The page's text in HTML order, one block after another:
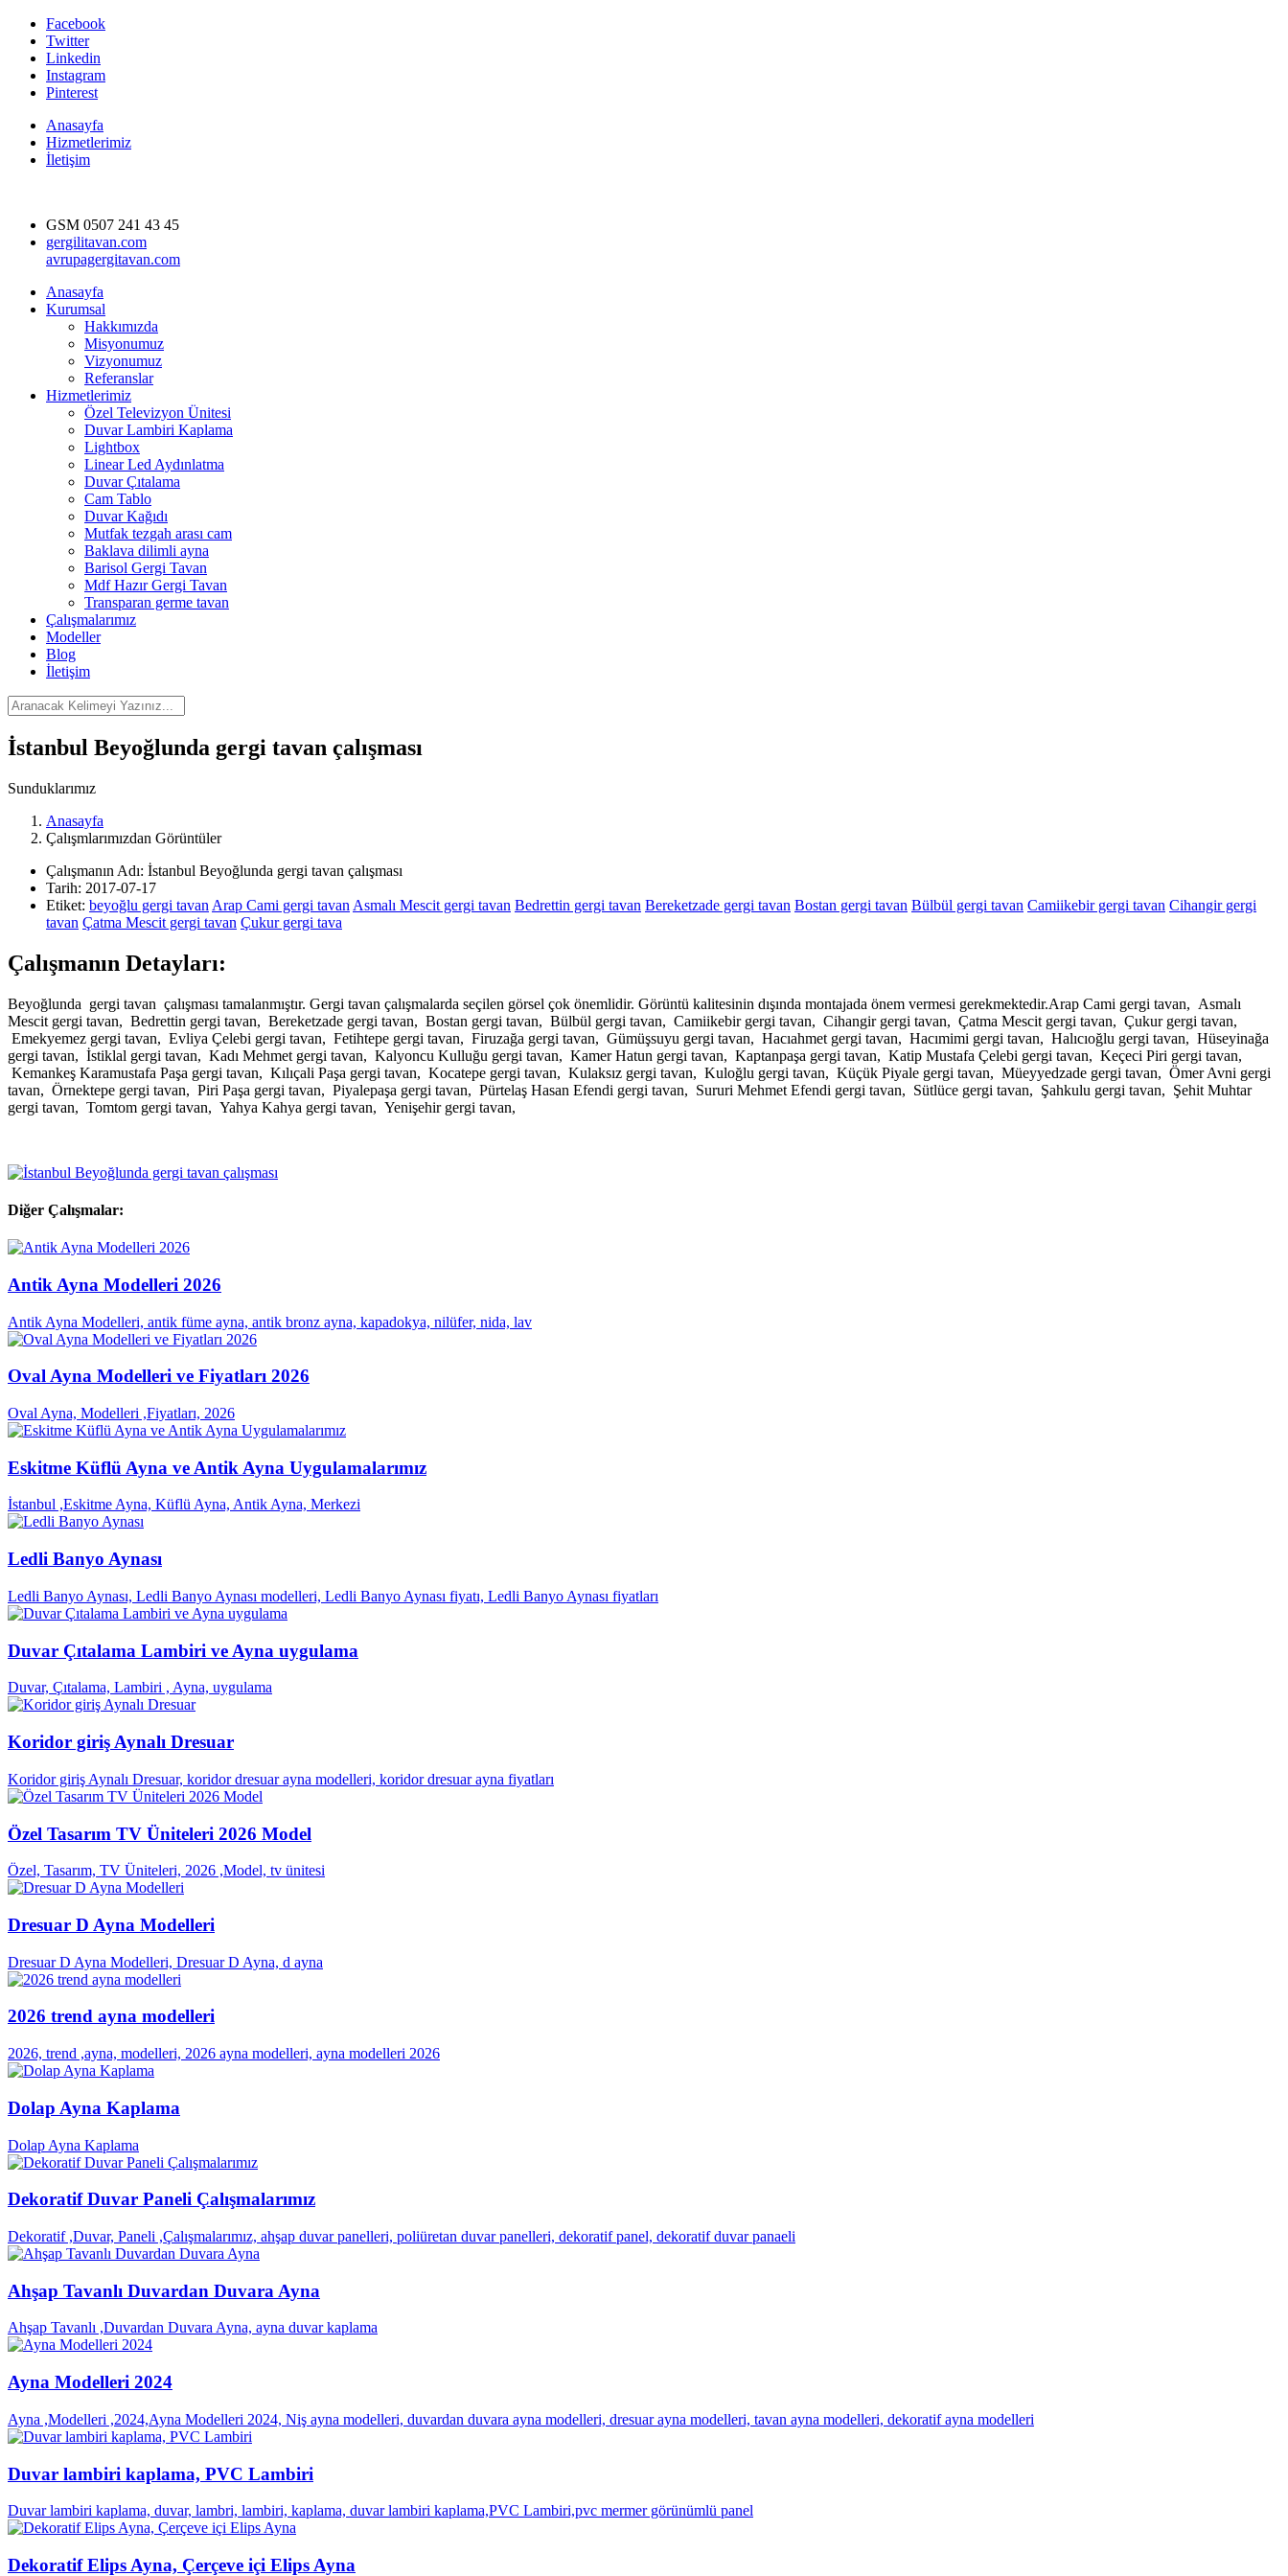
Facebook
Twitter
Linkedin
Instagram
Pinterest
Anasayfa
Hizmetlerimiz
İletişim
GSM 0507 241 43 45
gergilitavan.com
avrupagergitavan.com
Anasayfa
Kurumsal
Hakkımızda
Misyonumuz
Vizyonumuz
Referanslar
Hizmetlerimiz
Özel Televizyon Ünitesi
Duvar Lambiri Kaplama
Lightbox
Linear Led Aydınlatma
Duvar Çıtalama
Cam Tablo
Duvar Kağıdı
Mutfak tezgah arası cam
Baklava dilimli ayna
Barisol Gergi Tavan
Mdf Hazır Gergi Tavan
Transparan germe tavan
Çalışmalarımız
Modeller
Blog
İletişim
İstanbul Beyoğlunda gergi tavan çalışması
Sunduklarımız
Anasayfa
Çalışmlarımızdan Görüntüler
Çalışmanın Adı: İstanbul Beyoğlunda gergi tavan çalışması
Tarih: 2017-07-17
Etiket: beyoğlu gergi tavan Arap Cami gergi tavan Asmalı Mescit gergi tavan Bedrettin gergi tavan Bereketzade gergi tavan Bostan gergi tavan Bülbül gergi tavan Camiikebir gergi tavan Cihangir gergi
tavan Çatma Mescit gergi tavan Çukur gergi tava
Çalışmanın Detayları:
Beyoğlunda gergi tavan çalışması tamalanmıştır. Gergi tavan çalışmalarda seçilen görsel çok önemlidir. Görüntü kalitesinin dışında montajada önem vermesi gerekmektedir.Arap Cami gergi tavan, Asmalı
Mescit gergi tavan, Bedrettin gergi tavan, Bereketzade gergi tavan, Bostan gergi tavan, Bülbül gergi tavan, Camiikebir gergi tavan, Cihangir gergi tavan, Çatma Mescit gergi tavan, Çukur gergi tavan,
Emekyemez gergi tavan, Evliya Çelebi gergi tavan, Fetihtepe gergi tavan, Firuzağa gergi tavan, Gümüşsuyu gergi tavan, Hacıahmet gergi tavan, Hacımimi gergi tavan, Halıcıoğlu gergi tavan, Hüseyinağa
gergi tavan, İstiklal gergi tavan, Kadı Mehmet gergi tavan, Kalyoncu Kulluğu gergi tavan, Kamer Hatun gergi tavan, Kaptanpaşa gergi tavan, Katip Mustafa Çelebi gergi tavan, Keçeci Piri gergi tavan,
Kemankeş Karamustafa Paşa gergi tavan, Kılıçali Paşa gergi tavan, Kocatepe gergi tavan, Kulaksız gergi tavan, Kuloğlu gergi tavan, Küçük Piyale gergi tavan, Müeyyedzade gergi tavan, Ömer Avni gergi
tavan, Örnektepe gergi tavan, Piri Paşa gergi tavan, Piyalepaşa gergi tavan, Pürtelaş Hasan Efendi gergi tavan, Sururi Mehmet Efendi gergi tavan, Sütlüce gergi tavan, Şahkulu gergi tavan, Şehit Muhtar
gergi tavan, Tomtom gergi tavan, Yahya Kahya gergi tavan, Yenişehir gergi tavan,
Diğer Çalışmalar:
Antik Ayna Modelleri 2026
Antik Ayna Modelleri, antik füme ayna, antik bronz ayna, kapadokya, nilüfer, nida, lav
Oval Ayna Modelleri ve Fiyatları 2026
Oval Ayna, Modelleri ,Fiyatları, 2026
Eskitme Küflü Ayna ve Antik Ayna Uygulamalarımız
İstanbul ,Eskitme Ayna, Küflü Ayna, Antik Ayna, Merkezi
Ledli Banyo Aynası
Ledli Banyo Aynası, Ledli Banyo Aynası modelleri, Ledli Banyo Aynası fiyatı, Ledli Banyo Aynası fiyatları
Duvar Çıtalama Lambiri ve Ayna uygulama
Duvar, Çıtalama, Lambiri , Ayna, uygulama
Koridor giriş Aynalı Dresuar
Koridor giriş Aynalı Dresuar, koridor dresuar ayna modelleri, koridor dresuar ayna fiyatları
Özel Tasarım TV Üniteleri 2026 Model
Özel, Tasarım, TV Üniteleri, 2026 ,Model, tv ünitesi
Dresuar D Ayna Modelleri
Dresuar D Ayna Modelleri, Dresuar D Ayna, d ayna
2026 trend ayna modelleri
2026, trend ,ayna, modelleri, 2026 ayna modelleri, ayna modelleri 2026
Dolap Ayna Kaplama
Dolap Ayna Kaplama
Dekoratif Duvar Paneli Çalışmalarımız
Dekoratif ,Duvar, Paneli ,Çalışmalarımız, ahşap duvar panelleri, poliüretan duvar panelleri, dekoratif panel, dekoratif duvar panaeli
Ahşap Tavanlı Duvardan Duvara Ayna
Ahşap Tavanlı ,Duvardan Duvara Ayna, ayna duvar kaplama
Ayna Modelleri 2024
Ayna ,Modelleri ,2024,Ayna Modelleri 2024, Niş ayna modelleri, duvardan duvara ayna modelleri, dresuar ayna modelleri, tavan ayna modelleri, dekoratif ayna modelleri
Duvar lambiri kaplama, PVC Lambiri
Duvar lambiri kaplama, duvar, lambri, lambiri, kaplama, duvar lambiri kaplama,PVC Lambiri,pvc mermer görünümlü panel
Dekoratif Elips Ayna, Çerçeve içi Elips Ayna